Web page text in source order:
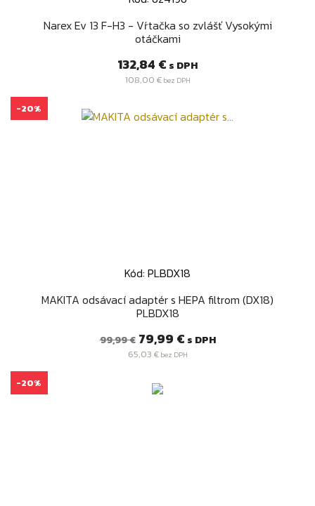
Narex Ev 13 F-H3 - Vŕtačka so zvlášť Vysokými
otáčkami
Cena
132,84 € s DPH
108,00 €bez DPH
Kód: PLBDX18
MAKITA odsávací adaptér s HEPA filtrom (DX18)
PLBDX18
Bežná
cena
99,99 € Cena
79,99 € s DPH
65,03 €bez DPH
-20%
-20%